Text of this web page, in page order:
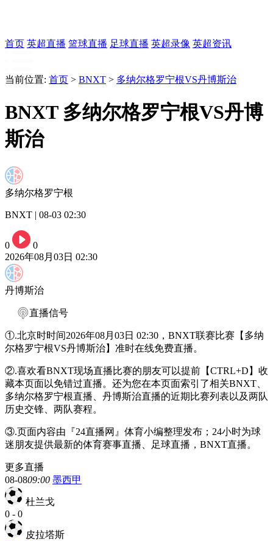
首页 英超直播 篮球直播 足球直播 英超录像 英超资讯
当前位置: 首页 > BNXT > 多纳尔格罗宁根VS丹博斯治
BNXT 多纳尔格罗宁根VS丹博
斯治
多纳尔格罗宁根
BNXT | 08-03 02:30
0
0
2026年08月03日 02:30
丹博斯治
直播信号
①.北京时时间2026年08月03日 02:30，BNXT联赛比赛【多纳
尔格罗宁根VS丹博斯治】准时在线免费直播。
②.喜欢看BNXT现场直播比赛的朋友可以提前【CTRL+D】收
藏本页面以免错过直播。还为您在本页面索引了相关BNXT、
多纳尔格罗宁根直播、丹博斯治直播的近期比赛列表以及两队
历史交锋、两队赛程。
③.页面内容由『24直播网』体育小编整理发布；24小时为球
迷朋友提供最新的体育赛事直播、足球直播，BNXT直播。
更多直播
08-0809:00 墨西甲
杜兰戈
0 - 0
皮拉塔斯